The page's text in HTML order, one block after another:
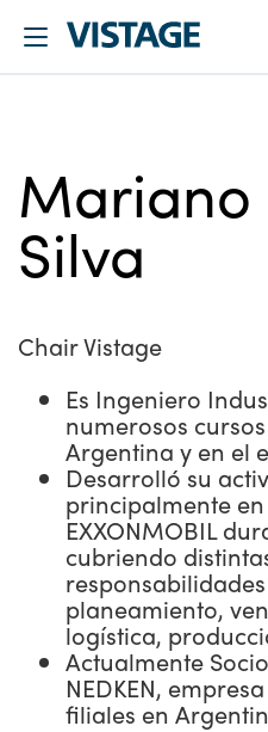
Mariano
Silva
Chair Vistage
Es Ingeniero
numerosos
Argentina y en el
Desarrolló su
principalmente
EXXONMOBIL
cubriendo
planeamiento,
logística,
Actualmente
NEDKEN,
filiales en